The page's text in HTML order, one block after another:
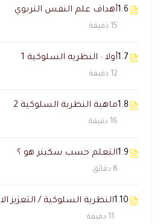
1.6أهداف علم النفس التربوي
15 دقيقة
1.7أولا : النظريه السلوكية 1
12 دقيقة
1.8ماهية النظرية السلوكية 2
16 دقيقة
1.9التعلم حسب سكينر هو ؟
8 دقائق
1.10النظرية السلوكية / التعزيز
11 دقيقة